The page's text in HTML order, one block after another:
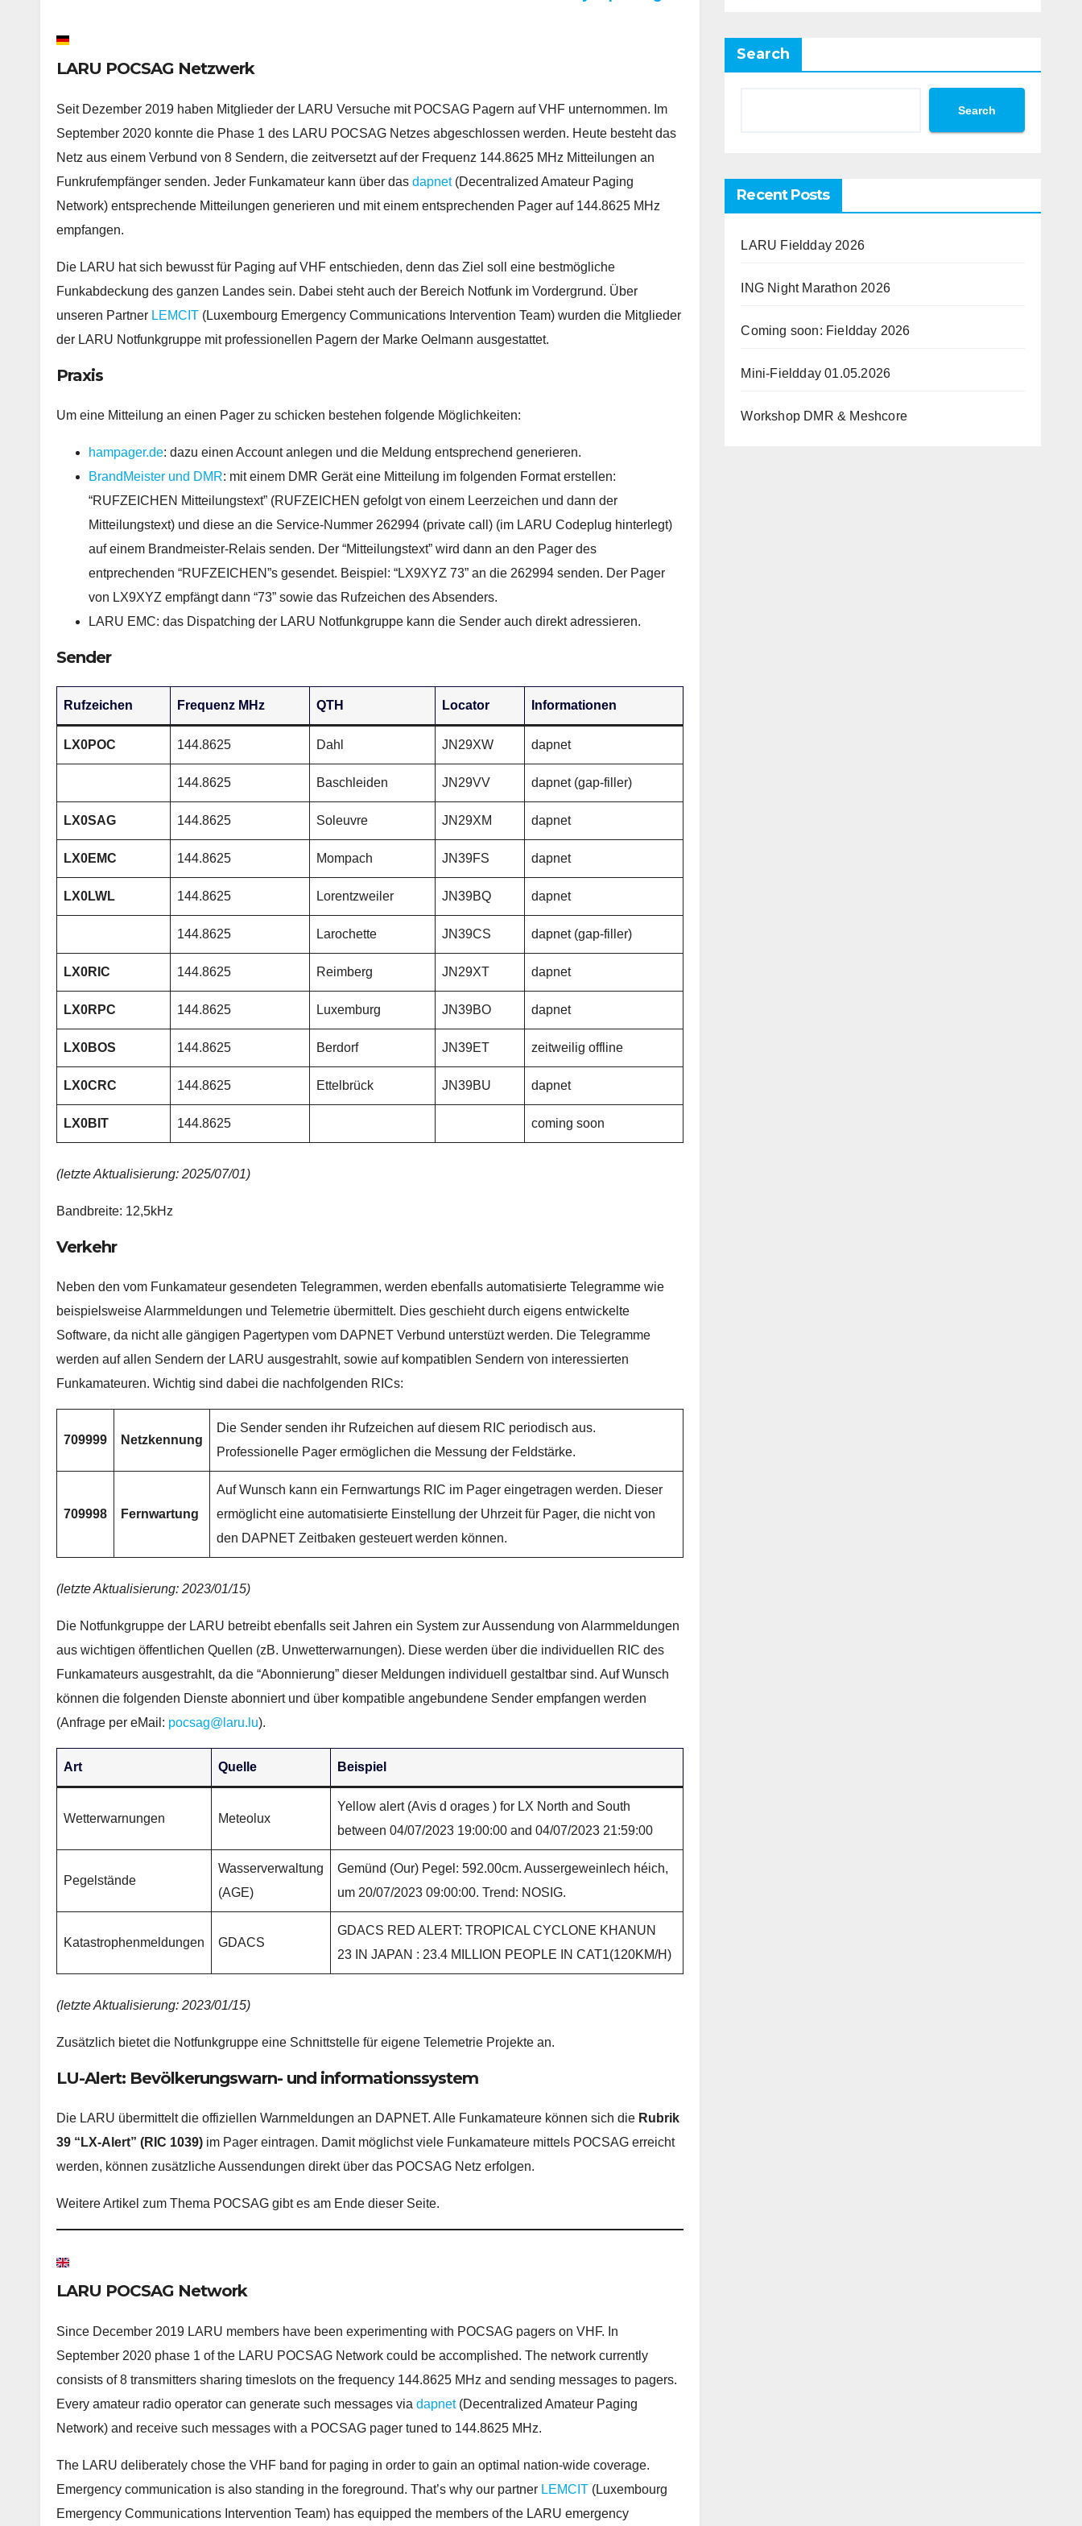
LARU POCSAG Netzwerk
Seit Dezember 2019 haben Mitglieder der LARU Versuche mit POCSAG Pagern auf VHF unternommen. Im
September 2020 konnte die Phase 1 des LARU POCSAG Netzes abgeschlossen werden. Heute besteht das
Netz aus einem Verbund von 8 Sendern, die zeitversetzt auf der Frequenz 144.8625 MHz Mitteilungen an
Funkrufempfänger senden. Jeder Funkamateur kann über das dapnet (Decentralized Amateur Paging
Network) entsprechende Mitteilungen generieren und mit einem entsprechenden Pager auf 144.8625 MHz
empfangen.
Die LARU hat sich bewusst für Paging auf VHF entschieden, denn das Ziel soll eine bestmögliche
Funkabdeckung des ganzen Landes sein. Dabei steht auch der Bereich Notfunk im Vordergrund. Über
unseren Partner LEMCIT (Luxembourg Emergency Communications Intervention Team) wurden die Mitglieder
der LARU Notfunkgruppe mit professionellen Pagern der Marke Oelmann ausgestattet.
Praxis
Um eine Mitteilung an einen Pager zu schicken bestehen folgende Möglichkeiten:
hampager.de: dazu einen Account anlegen und die Meldung entsprechend generieren.
BrandMeister und DMR: mit einem DMR Gerät eine Mitteilung im folgenden Format erstellen:
“RUFZEICHEN Mitteilungstext” (RUFZEICHEN gefolgt von einem Leerzeichen und dann der
Mitteilungstext) und diese an die Service-Nummer 262994 (private call) (im LARU Codeplug hinterlegt)
auf einem Brandmeister-Relais senden. Der “Mitteilungstext” wird dann an den Pager des
entprechenden “RUFZEICHEN”s gesendet. Beispiel: “LX9XYZ 73” an die 262994 senden. Der Pager
von LX9XYZ empfängt dann “73” sowie das Rufzeichen des Absenders.
LARU EMC: das Dispatching der LARU Notfunkgruppe kann die Sender auch direkt adressieren.
Sender
Rufzeichen Frequenz MHz QTH Locator Informationen
LX0POC 144.8625 Dahl JN29XW dapnet
144.8625 Baschleiden JN29VV dapnet (gap-filler)
LX0SAG 144.8625 Soleuvre JN29XM dapnet
LX0EMC 144.8625 Mompach JN39FS dapnet
LX0LWL 144.8625 Lorentzweiler JN39BQ dapnet
144.8625 Larochette JN39CS dapnet (gap-filler)
LX0RIC 144.8625 Reimberg JN29XT dapnet
LX0RPC 144.8625 Luxemburg JN39BO dapnet
LX0BOS 144.8625 Berdorf JN39ET zeitweilig offline
LX0CRC 144.8625 Ettelbrück JN39BU dapnet
LX0BIT 144.8625 coming soon
(letzte Aktualisierung: 2025/07/01)
Bandbreite: 12,5kHz
Verkehr
Neben den vom Funkamateur gesendeten Telegrammen, werden ebenfalls automatisierte Telegramme wie
beispielsweise Alarmmeldungen und Telemetrie übermittelt. Dies geschieht durch eigens entwickelte
Software, da nicht alle gängigen Pagertypen vom DAPNET Verbund unterstüzt werden. Die Telegramme
werden auf allen Sendern der LARU ausgestrahlt, sowie auf kompatiblen Sendern von interessierten
Funkamateuren. Wichtig sind dabei die nachfolgenden RICs:
709999 Netzkennung
Die Sender senden ihr Rufzeichen auf diesem RIC periodisch aus.
Professionelle Pager ermöglichen die Messung der Feldstärke.
709998 Fernwartung
Auf Wunsch kann ein Fernwartungs RIC im Pager eingetragen werden. Dieser
ermöglicht eine automatisierte Einstellung der Uhrzeit für Pager, die nicht von
den DAPNET Zeitbaken gesteuert werden können.
(letzte Aktualisierung: 2023/01/15)
Die Notfunkgruppe der LARU betreibt ebenfalls seit Jahren ein System zur Aussendung von Alarmmeldungen
aus wichtigen öffentlichen Quellen (zB. Unwetterwarnungen). Diese werden über die individuellen RIC des
Funkamateurs ausgestrahlt, da die “Abonnierung” dieser Meldungen individuell gestaltbar sind. Auf Wunsch
können die folgenden Dienste abonniert und über kompatible angebundene Sender empfangen werden
(Anfrage per eMail: pocsag@laru.lu).
Art Quelle Beispiel
Wetterwarnungen Meteolux
Yellow alert (Avis d orages ) for LX North and South
between 04/07/2023 19:00:00 and 04/07/2023 21:59:00
Pegelstände
Wasserverwaltung
(AGE)
Gemünd (Our) Pegel: 592.00cm. Aussergeweinlech héich,
um 20/07/2023 09:00:00. Trend: NOSIG.
Katastrophenmeldungen GDACS
GDACS RED ALERT: TROPICAL CYCLONE KHANUN
23 IN JAPAN : 23.4 MILLION PEOPLE IN CAT1(120KM/H)
(letzte Aktualisierung: 2023/01/15)
Zusätzlich bietet die Notfunkgruppe eine Schnittstelle für eigene Telemetrie Projekte an.
LU-Alert: Bevölkerungswarn- und informationssystem
Die LARU übermittelt die offiziellen Warnmeldungen an DAPNET. Alle Funkamateure können sich die Rubrik
39 “LX-Alert” (RIC 1039) im Pager eintragen. Damit möglichst viele Funkamateure mittels POCSAG erreicht
werden, können zusätzliche Aussendungen direkt über das POCSAG Netz erfolgen.
Weitere Artikel zum Thema POCSAG gibt es am Ende dieser Seite.
LARU POCSAG Network
Since December 2019 LARU members have been experimenting with POCSAG pagers on VHF. In
September 2020 phase 1 of the LARU POCSAG Network could be accomplished. The network currently
consists of 8 transmitters sharing timeslots on the frequency 144.8625 MHz and sending messages to pagers.
Every amateur radio operator can generate such messages via dapnet (Decentralized Amateur Paging
Network) and receive such messages with a POCSAG pager tuned to 144.8625 MHz.
The LARU deliberately chose the VHF band for paging in order to gain an optimal nation-wide coverage.
Emergency communication is also standing in the foreground. That’s why our partner LEMCIT (Luxembourg
Emergency Communications Intervention Team) has equipped the members of the LARU emergency
Search
Search
Recent Posts
LARU Fieldday 2026
ING Night Marathon 2026
Coming soon: Fieldday 2026
Mini-Fieldday 01.05.2026
Workshop DMR & Meshcore